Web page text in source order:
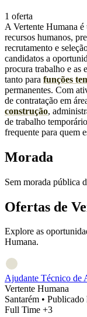
1 oferta
A Vertente Humana é
recursos humanos,
recrutamento e
candidatos a
procura trabalho e as
tanto para funções
permanentes. Com
de contratação em
construção,
de trabalho
frequente para quem
Morada
Sem morada pública
Ofertas de
Explore as
Humana.
Ajudante Técnico de
Vertente Humana
Santarém • Publicado
Full Time +3